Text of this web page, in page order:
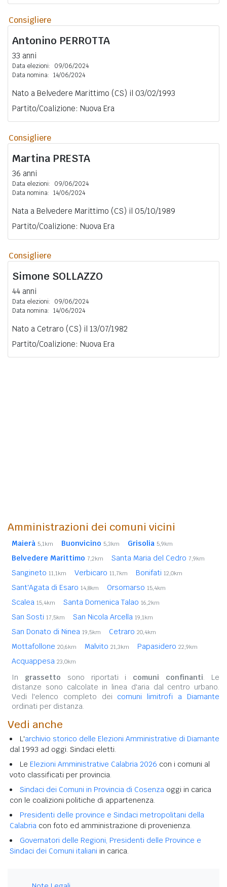
Consigliere
Antonino PERROTTA
33 anni
Data elezioni:
09/06/2024
Data nomina: 14/06/2024
Nato a Belvedere Marittimo (CS) il 03/02/1993
Partito/Coalizione: Nuova Era
Consigliere
Martina PRESTA
36 anni
Data elezioni:
09/06/2024
Data nomina: 14/06/2024
Nata a Belvedere Marittimo (CS) il 05/10/1989
Partito/Coalizione: Nuova Era
Consigliere
Simone SOLLAZZO
44 anni
Data elezioni:
09/06/2024
Data nomina: 14/06/2024
Nato a Cetraro (CS) il 13/07/1982
Partito/Coalizione: Nuova Era
Amministrazioni dei comuni vicini
Maierà 5,1km Buonvicino 5,3km Grisolia 5,9km
Belvedere Marittimo 7,2km Santa Maria del Cedro 7,9km
Sangineto 11,1km Verbicaro 11,7km Bonifati 12,0km
Sant'Agata di Esaro 14,8km Orsomarso 15,4km
Scalea 15,4km Santa Domenica Talao 16,2km
San Sosti 17,5km San Nicola Arcella 19,1km
San Donato di Ninea 19,5km Cetraro 20,4km
Mottafollone 20,6km Malvito 21,3km Papasidero 22,9km
Acquappesa 23,0km
In grassetto sono riportati i comuni confinanti. Le
distanze sono calcolate in linea d'aria dal centro urbano.
Vedi l'elenco completo dei comuni limitrofi a Diamante
ordinati per distanza.
Vedi anche
L'archivio storico delle Elezioni Amministrative di Diamante
dal 1993 ad oggi. Sindaci eletti.
Le Elezioni Amministrative Calabria 2026 con i comuni al
voto classificati per provincia.
Sindaci dei Comuni in Provincia di Cosenza oggi in carica
con le coalizioni politiche di appartenenza.
Presidenti delle province e Sindaci metropolitani della
Calabria con foto ed amministrazione di provenienza.
Governatori delle Regioni, Presidenti delle Province e
Sindaci dei Comuni italiani in carica.